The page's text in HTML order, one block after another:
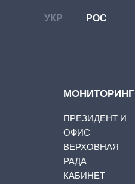
УКР РОС
МОНИТОРИНГ
ПРЕЗИДЕНТ И
ОФИС
ВЕРХОВНАЯ
РАДА
КАБИНЕТ